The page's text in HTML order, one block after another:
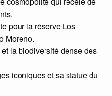
pour la réserve Los
Moreno.
la biodiversité dense des
iconiques et sa statue du